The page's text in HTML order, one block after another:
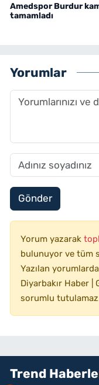
Amedspor Burdur
tamamladı
Yorumlar
Gönder
Yorum yazarak
bulunuyor ve tüm
Yazılan
Diyarbakır Haber
sorumlu
Trend